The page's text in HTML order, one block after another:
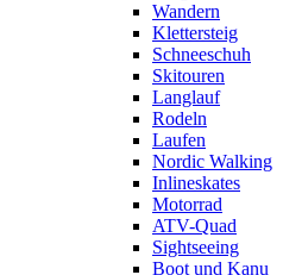
Wandern
Klettersteig
Schneeschuh
Skitouren
Langlauf
Rodeln
Laufen
Nordic Walking
Inlineskates
Motorrad
ATV-Quad
Sightseeing
Boot und Kanu